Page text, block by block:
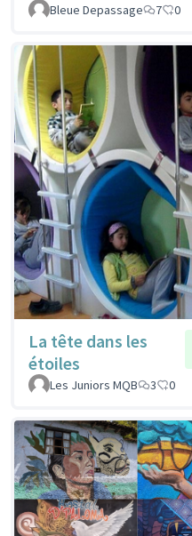
Bleue Depassage
7 0
La tête dans les
étoiles
Les Juniors MQB
3 0